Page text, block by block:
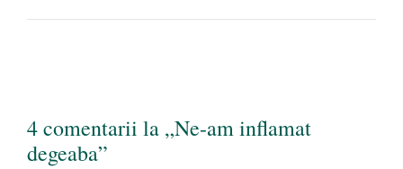
4 comentarii la „Ne-am inflamat
degeaba”